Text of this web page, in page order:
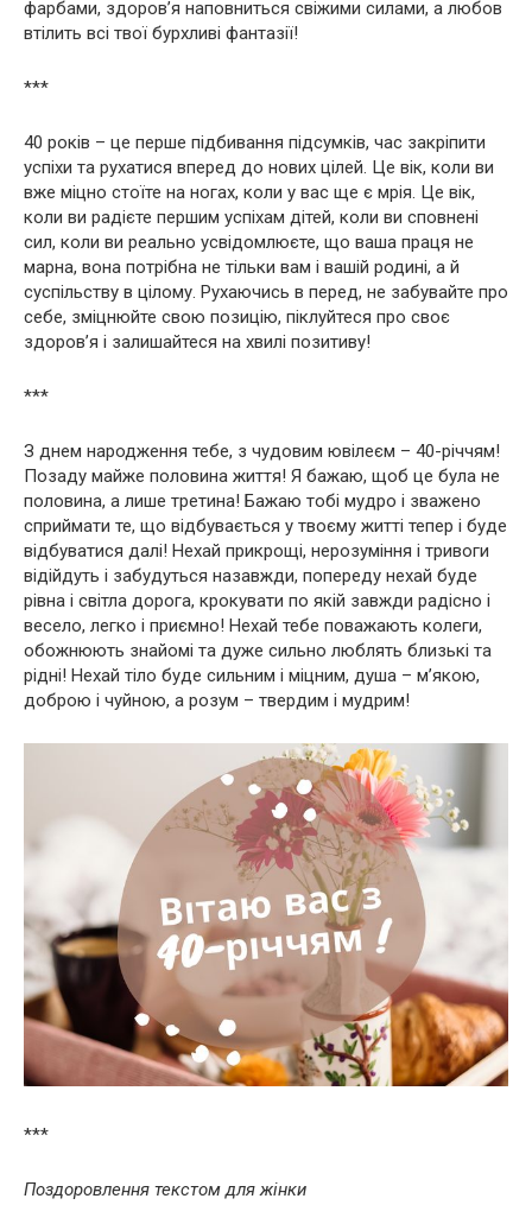
фарбами, здоров’я наповниться свіжими силами, а любов
втілить всі твої бурхливі фантазії!
***
40 років – це перше підбивання підсумків, час закріпити
успіхи та рухатися вперед до нових цілей. Це вік, коли ви
вже міцно стоїте на ногах, коли у вас ще є мрія. Це вік,
коли ви радієте першим успіхам дітей, коли ви сповнені
сил, коли ви реально усвідомлюєте, що ваша праця не
марна, вона потрібна не тільки вам і вашій родині, а й
суспільству в цілому. Рухаючись в перед, не забувайте про
себе, зміцнюйте свою позицію, піклуйтеся про своє
здоров’я і залишайтеся на хвилі позитиву!
***
З днем ​​народження тебе, з чудовим ювілеєм – 40-річчям!
Позаду майже половина життя! Я бажаю, щоб це була не
половина, а лише третина! Бажаю тобі мудро і зважено
сприймати те, що відбувається у твоєму житті тепер і буде
відбуватися далі! Нехай прикрощі, нерозуміння і тривоги
відійдуть і забудуться назавжди, попереду нехай буде
рівна і світла дорога, крокувати по якій завжди радісно і
весело, легко і приємно! Нехай тебе поважають колеги,
обожнюють знайомі та дуже сильно люблять близькі та
рідні! Нехай тіло буде сильним і міцним, душа – м’якою,
доброю і чуйною, а розум – твердим і мудрим!
***
Поздоровлення текстом для жінки